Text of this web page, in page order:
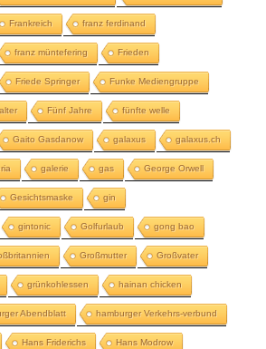
Frankreich franz ferdinand
franz müntefering Frieden
Friede Springer Funke Mediengruppe
Fünf Jahre fünfte welle
Gaito Gasdanow galaxus galaxus.ch
galerie gas George Orwell
Gesichtsmaske gin
gintonic Golfurlaub gong bao
Großmutter Großvater
grünkohlessen hainan chicken
Abendblatt hamburger Verkehrs-verbund
Hans Friderichs Hans Modrow